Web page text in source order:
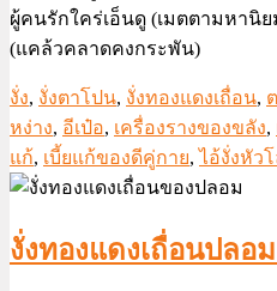
ผู้คนรักใคร่เอ็นดู (เมตตามหานิ
(แคล้วคลาดคงกระพัน)
งั่ง, งั่งตาโปน, งั่งทองแดงเถื่อน,
หง่าง, อีเป๋อ, เครื่องรางของขลัง,
แก้, เบี้ยแก้ของดีคู่กาย,ไอ้งั่งหัว
งั่งทองแดงเถื่อนปลอ